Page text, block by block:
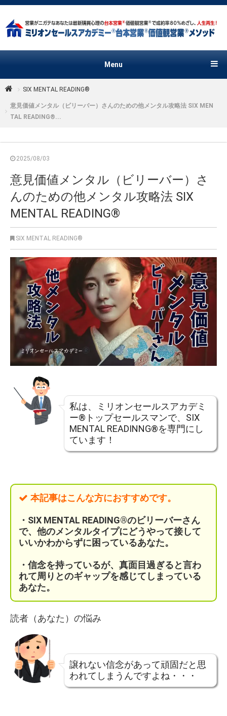
Menu
SIX MENTAL READING®︎
意見価値メンタル（ビリーバー）さんのための他メンタル攻略法 SIX MEN
TAL READING®...
2025/08/03
意見価値メンタル（ビリーバー）さ
んのための他メンタル攻略法 SIX
MENTAL READING®
SIX MENTAL READING®︎
私は、ミリオンセールスアカデミ
ー®トップセールスマンで、SIX
MENTAL READINNG®を専門にし
ています！
本記事はこんな方におすすめです。
・SIX MENTAL READING®のビリーバーさん
で、他のメンタルタイプにどうやって接して
いいかわからずに困っているあなた。
・信念を持っているが、真面目過ぎると言わ
れて周りとのギャップを感じてしまっている
あなた。
読者（あなた）の悩み
譲れない信念があって頑固だと思
われてしまうんですよね・・・